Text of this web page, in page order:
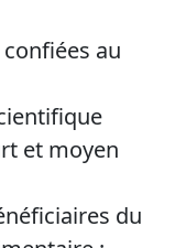
au
et moyen
du